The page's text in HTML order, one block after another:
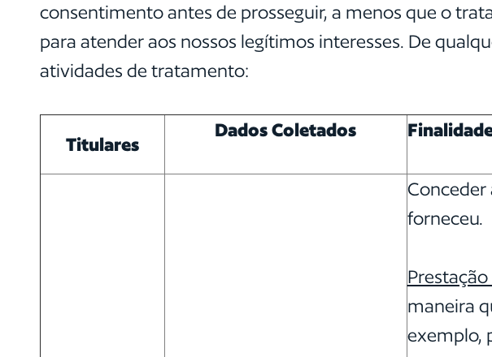
consentimento antes de prosseguir, a menos que o
para atender aos nossos legítimos interesses. De
atividades de tratamento:
Titulares
Dados Coletados
Conceder
forneceu.
maneira
exemplo,